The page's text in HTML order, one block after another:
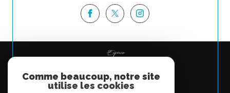
Espace
Se connecter
Comme beaucoup, notre site
utilise les cookies